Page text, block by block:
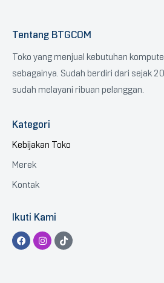
Tentang BTGCOM
Toko yang menjual kebutuhan
sebagainya. Sudah berdiri dari sejak
sudah melayani ribuan pelanggan.
Kategori
Kebijakan Toko
Merek
Kontak
Ikuti Kami